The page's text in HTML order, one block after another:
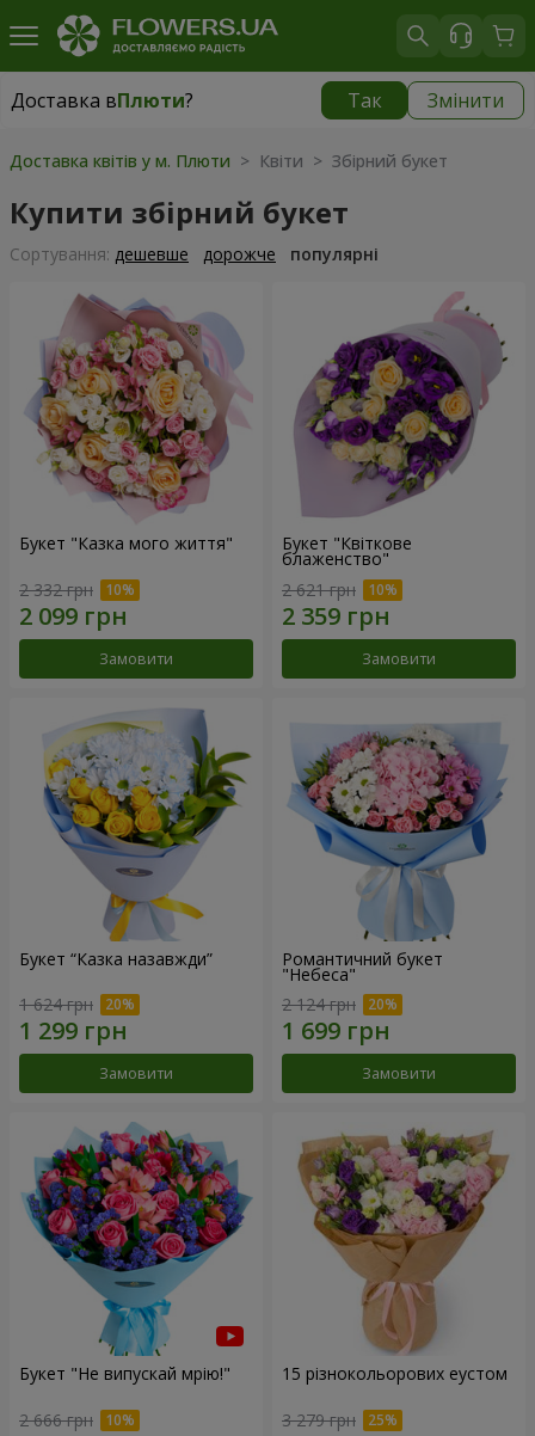
Доставка вПлюти? Так Змінити
Доставка вПлюти|
Доставка квітів у м. Плюти > Квіти > Збірний букет
Купити збірний букет
Сортування: дешевше дорожче популярні
Букет "Казка мого життя"
2 332 грн
Замовити
Букет "Квіткове
блаженство"
2 621 грн
Замовити
Букет “Казка назавжди”
1 624 грн
Замовити
Романтичний букет
"Небеса"
2 124 грн
Замовити
Букет "Не випускай мрію!"
2 666 грн
15 різнокольорових еустом
3 279 грн